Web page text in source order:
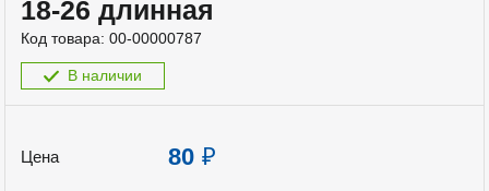
18-26 длинная
Код товара: 00-00000787
В наличии
Цена 80 ₽